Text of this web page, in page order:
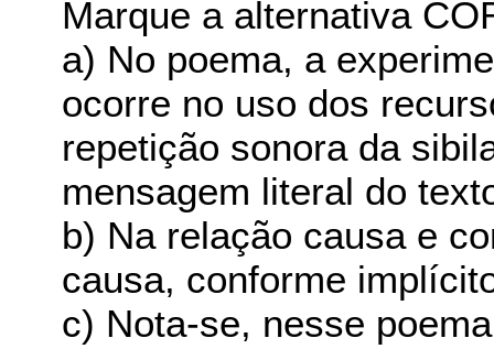
Marque a alternativa
a) No poema, a
ocorre no uso dos
repetição sonora da
mensagem literal do
b) Na relação causa e
causa, conforme
c) Nota-se, nesse